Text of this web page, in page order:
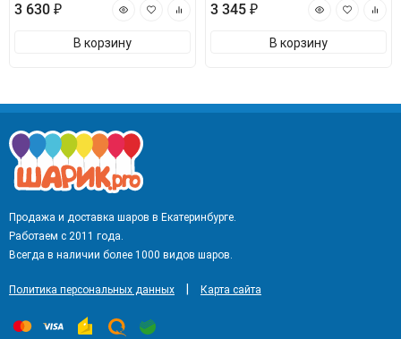
3 630 ₽
В корзину
3 345 ₽
В корзину
Продажа и доставка шаров в Екатеринбурге.
Работаем с 2011 года.
Всегда в наличии более 1000 видов шаров.
Политика персональных данных Карта сайта